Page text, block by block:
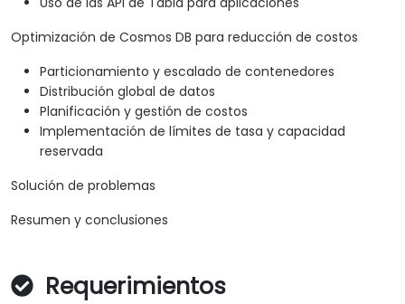
Optimización de Cosmos DB para reducción de costos
Particionamiento y escalado de contenedores
Distribución global de datos
Planificación y gestión de costos
Implementación de límites de tasa y capacidad
reservada
Solución de problemas
Resumen y conclusiones
Requerimientos